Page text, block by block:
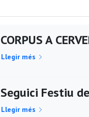
CORPUS A
Llegir més
Seguici Festiu
Llegir més